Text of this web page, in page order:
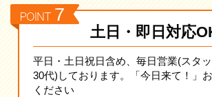
土日・即日対応
平日・土日祝日含め、毎日営業(スタ
30代)しております。「今日来て！」
ください